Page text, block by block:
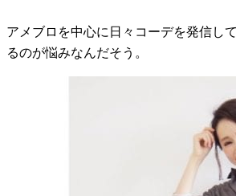
アメブロを中心に日々コーデを発信し
るのが悩みなんだそう。